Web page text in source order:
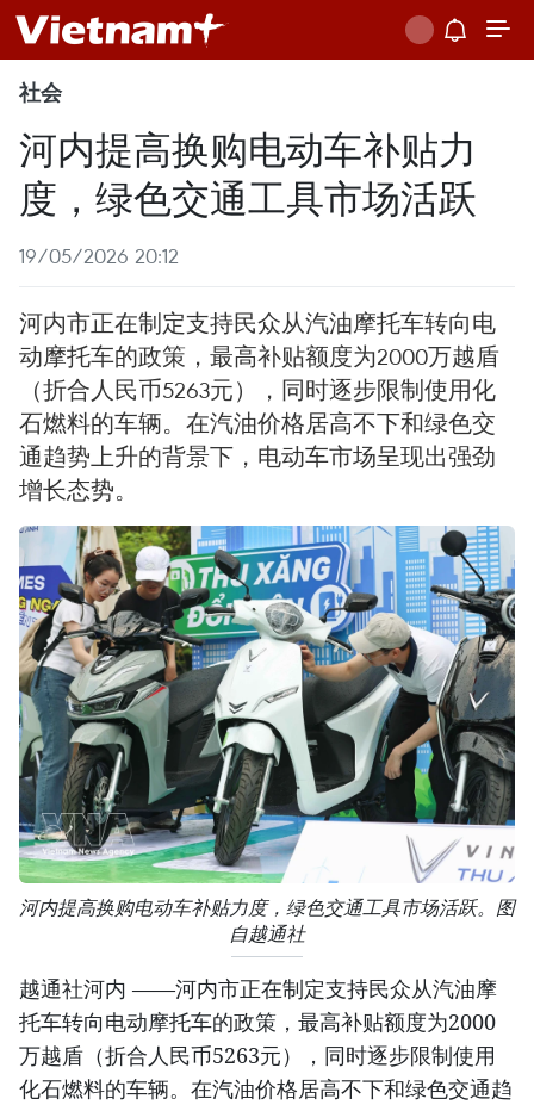
社会
河内提高换购电动车补贴力
度，绿色交通工具市场活跃
19/05/2026 20:12
河内市正在制定支持民众从汽油摩托车转向电
动摩托车的政策，最高补贴额度为2000万越盾
（折合人民币5263元），同时逐步限制使用化
石燃料的车辆。在汽油价格居高不下和绿色交
通趋势上升的背景下，电动车市场呈现出强劲
增长态势。
河内提高换购电动车补贴力度，绿色交通工具市场活跃。图
自越通社
越通社河内 ——河内市正在制定支持民众从汽油摩
托车转向电动摩托车的政策，最高补贴额度为2000
万越盾（折合人民币5263元），同时逐步限制使用
化石燃料的车辆。在汽油价格居高不下和绿色交通趋